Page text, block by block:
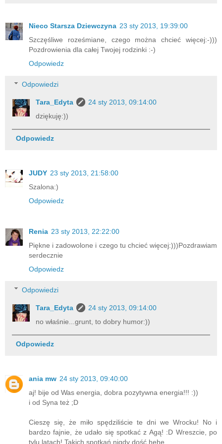
Nieco Starsza Dziewczyna 23 sty 2013, 19:39:00
Szczęśliwe roześmiane, czego można chcieć więcej:-)))
Pozdrowienia dla całej Twojej rodzinki :-)
Odpowiedz
Odpowiedzi
Tara_Edyta
24 sty 2013, 09:14:00
dziękuję:))
Odpowiedz
JUDY 23 sty 2013, 21:58:00
Szalona:)
Odpowiedz
Renia 23 sty 2013, 22:22:00
Piękne i zadowolone i czego tu chcieć więcej:)))Pozdrawiam
serdecznie
Odpowiedz
Odpowiedzi
Tara_Edyta
24 sty 2013, 09:14:00
no właśnie...grunt, to dobry humor:))
Odpowiedz
ania mw 24 sty 2013, 09:40:00
aj! bije od Was energia, dobra pozytywna energia!!! :))
i od Syna też ;D
Cieszę się, że miło spędziliście te dni we Wrocku! No i
bardzo fajnie, że udało się spotkać z Agą! :D Wreszcie, po
tylu latach! Takich spotkań nigdy dość hehe.